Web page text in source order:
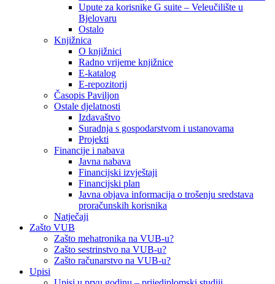
Upute za korisnike G suite – Veleučilište u
Bjelovaru
Ostalo
Knjižnica
O knjižnici
Radno vrijeme knjižnice
E-katalog
E-repozitorij
Časopis Paviljon
Ostale djelatnosti
Izdavaštvo
Suradnja s gospodarstvom i ustanovama
Projekti
Financije i nabava
Javna nabava
Financijski izvještaji
Financijski plan
Javna objava informacija o trošenju sredstava
proračunskih korisnika
Natječaji
Zašto VUB
Zašto mehatronika na VUB-u?
Zašto sestrinstvo na VUB-u?
Zašto računarstvo na VUB-u?
Upisi